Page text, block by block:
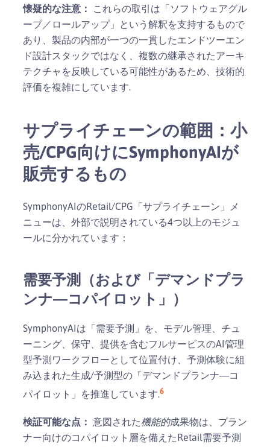
懐疑的な注意： これらの取引は「ソフトウェアグル
ープ／ロールアップ」という解釈を支持するもので
あり、製品の内部が一つの一貫したエンドツーエン
ド設計スタックではなく、複数の継承されたアーキ
テクチャを反映している可能性があるため、技術的
評価を複雑にしています.
サプライチェーンの範囲：小
売/CPG向けにSymphonyAIが
販売するもの
SymphonyAIのRetail/CPG「サプライチェーン」メ
ニューは、外部で説明されている4つ以上のモジュ
ールに分かれています：
需要予測（および「デマンドプラ
ンナ―コパイロット」）
SymphonyAIは「需要予測」を、モデル管理、チュ
ーニング、保守、提供を含むフルサービスのAI管理
型予測ワークフローとして位置付け、予測体験に組
み込まれた生成/予測型の「デマンドプランナ―コ
パイロット」を推進しています.6
検証可能な点： 意図された機能的成果物は、プラン
ナー向けのコパイロット層を備えたRetail需要予測